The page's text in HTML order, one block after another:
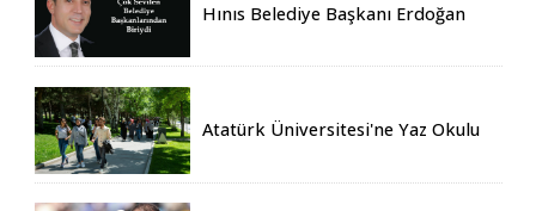
Hınıs Belediye Başkanı Erdoğan
Atatürk Üniversitesi'ne Yaz Okulu